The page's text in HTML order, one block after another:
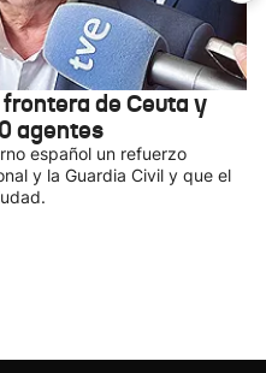
de Ceuta y
agentes
español un refuerzo
y la Guardia Civil y que el